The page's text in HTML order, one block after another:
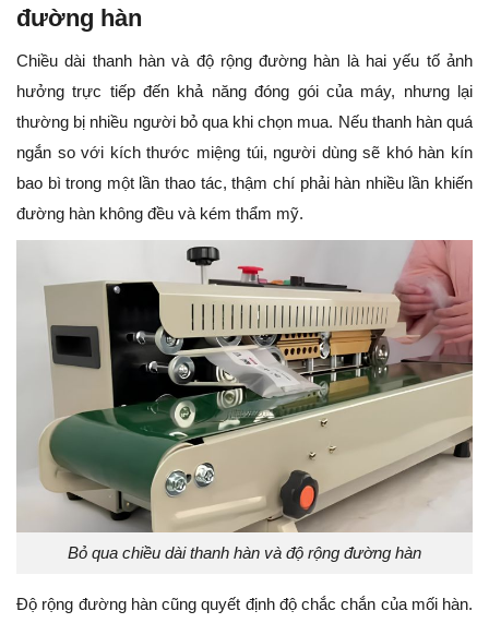
đường hàn
Chiều dài thanh hàn và độ rộng đường hàn là hai yếu tố ảnh
hưởng trực tiếp đến khả năng đóng gói của máy, nhưng lại
thường bị nhiều người bỏ qua khi chọn mua. Nếu thanh hàn quá
ngắn so với kích thước miệng túi, người dùng sẽ khó hàn kín
bao bì trong một lần thao tác, thậm chí phải hàn nhiều lần khiến
đường hàn không đều và kém thẩm mỹ.
Bỏ qua chiều dài thanh hàn và độ rộng đường hàn
Độ rộng đường hàn cũng quyết định độ chắc chắn của mối hàn.